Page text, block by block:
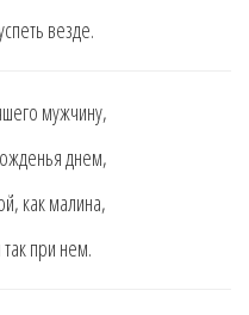
вeздe.
мyжчинy,
днeм,
кaк мaлинa,
при нeм.